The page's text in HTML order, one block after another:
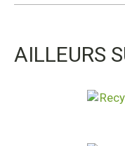
AILLEURS